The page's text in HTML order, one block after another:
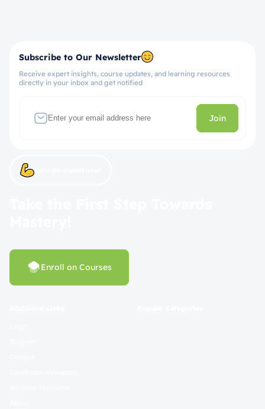
Subscribe to Our Newsletter
Receive expert insights, course updates, and learning resources
directly in your inbox and get notified
Join
Enroll on Courses